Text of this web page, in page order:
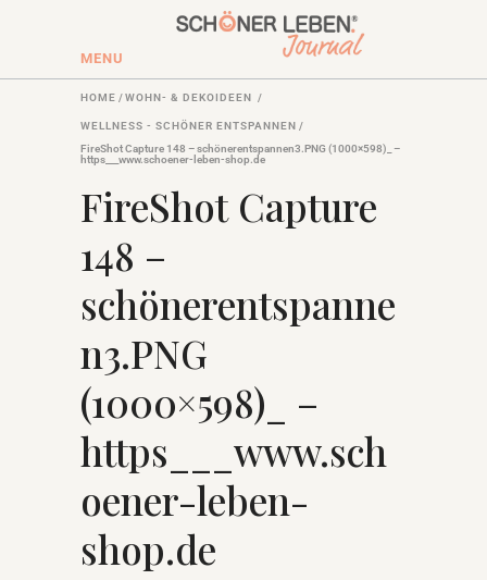
MENU
HOME /WOHN- & DEKOIDEEN /
WELLNESS - SCHÖNER ENTSPANNEN /
FireShot Capture 148 – schönerentspannen3.PNG (1000×598)_ –
https___www.schoener-leben-shop.de
FireShot Capture
148 –
schönerentspanne
n3.PNG
(1000×598)_ –
https___www.sch
oener-leben-
shop.de